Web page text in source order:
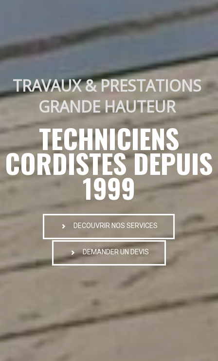
TRAVAUX & PRESTATIONS
GRANDE HAUTEUR
TECHNICIENS
CORDISTES DEPUIS
1999
DECOUVRIR NOS SERVICES
DEMANDER UN DEVIS